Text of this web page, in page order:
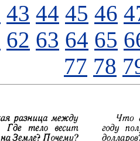
43 44 45 46
62 63 64 65
77 78